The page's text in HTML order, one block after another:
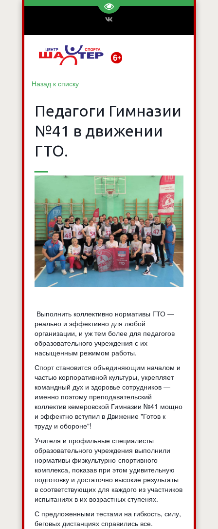
Перейти на версию для
Назад к списку
Педагоги Гимназии
№41 в движении
ГТО.
Выполнить коллективно нормативы ГТО —
реально и эффективно для любой
организации, и уж тем более для педагогов
образовательного учреждения с их
насыщенным режимом работы.
Спорт становится объединяющим началом и
частью корпоративной культуры, укрепляет
командный дух и здоровье сотрудников —
именно поэтому преподавательский
коллектив кемеровской Гимназии №41 мощно
и эффектно вступил в Движение "Готов к
труду и обороне"!
Учителя и профильные специалисты
образовательного учреждения выполнили
нормативы физкультурно-спортивного
комплекса, показав при этом удивительную
подготовку и достаточно высокие результаты
в соответствующих для каждого из участников
испытаниях в их возрастных ступенях.
С предложенными тестами на гибкость, силу,
беговых дистанциях справились все.